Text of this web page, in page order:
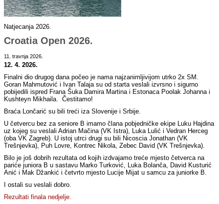
Natjecanja 2026.
Croatia Open 2026.
11. travnja 2026.
12. 4. 2026.
Finalni dio drugog dana počeo je nama najzanimljivijom utrko 2x SM.
Goran Mahmutović i Ivan Talaja su od starta veslali izvrsno i sigurno
pobijedili ispred Frana Šuka Damira Martina i Estonaca Poolak Johanna i
Kushteyn Mikhaila. Čestitamo!
Braća Lončarić su bili treći iza Slovenije i Srbije.
U četvercu bez za seniore B imamo člana pobjedničke ekipe Luku Hajdina
uz kojeg su veslali Adrian Mačina (VK Istra), Luka Lulić i Vedran Herceg
(oba VK Zagreb). U istoj utrci drugi su bili Nicoscia Jonathan (VK
Trešnjevka), Puh Lovre, Kontrec Nikola, Zebec David (VK Trešnjevka).
Bilo je još dobrih rezultata od kojih izdvajamo treće mjesto četverca na
pariće juniora B u sastavu Marko Turković, Luka Bolanča, David Kusturić
Anić i Mak Džankić i četvrto mjesto Lucije Mijat u samcu za juniorke B.
I ostali su veslali dobro.
Rezultati finala nedjelje.